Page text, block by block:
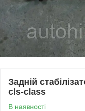
Задній
cls-class
В наявності